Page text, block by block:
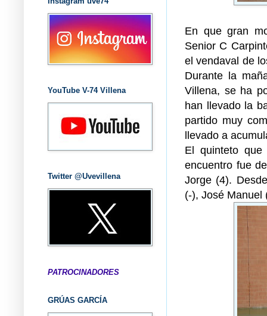
En que gran
Senior C
el vendaval de
Durante la
Villena, se ha
han llevado la
partido muy
llevado a
El quinteto
encuentro fue
Jorge (4).
(-), José Manuel
YouTube V-74 Villena
Twitter @Uvevillena
PATROCINADORES
GRÚAS GARCÍA